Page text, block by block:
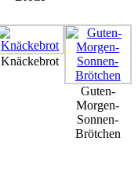
Knäckebrot
Guten-
Morgen-
Sonnen-
Brötchen